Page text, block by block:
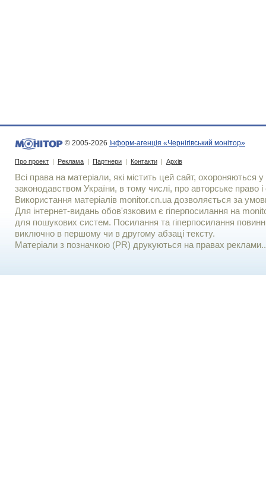
© 2005-2026 Інформ-агенція «Чернігівський монітор»
Про проект | Реклама | Партнери | Контакти | Архів
Всі права на матеріали, які містить цей сайт, охороняються у
законодавством України, в тому числі, про авторське право і
Використання матерiалiв monitor.cn.ua дозволяється за
Для iнтернет-видань обов'язковим є гiперпосилання на
для пошукових систем. Посилання та гіперпосилання
виключно в першому чи в другому абзаці тексту.
Матеріали з позначкою (PR) друкуються на правах реклами..